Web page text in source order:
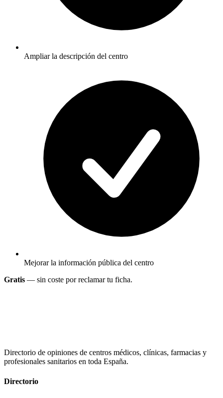
Ampliar la descripción del centro
Mejorar la información pública del centro
Gratis — sin coste por reclamar tu ficha.
Directorio de opiniones de centros médicos, clínicas, farmacias y
profesionales sanitarios en toda España.
Directorio